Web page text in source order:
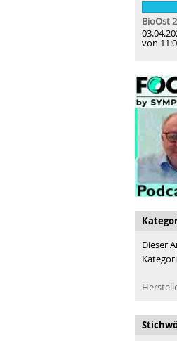
BioOst
von
Dieser